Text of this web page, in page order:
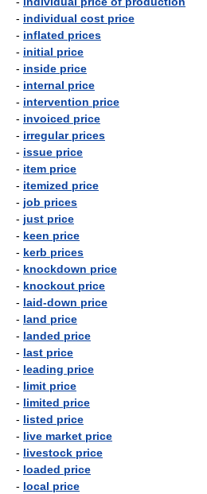
- individual cost price
- inflated prices
- initial price
- inside price
- internal price
- intervention price
- invoiced price
- irregular prices
- issue price
- item price
- itemized price
- job prices
- just price
- keen price
- kerb prices
- knockdown price
- knockout price
- laid-down price
- land price
- landed price
- last price
- leading price
- limit price
- limited price
- listed price
- live market price
- livestock price
- loaded price
- local price